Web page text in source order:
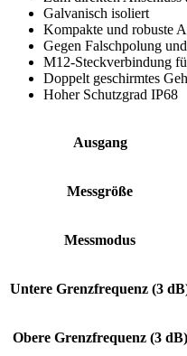
Galvanisch isoliert
Kompakte und robuste
Gegen Falschpolung
M12-Steckverbindung
Doppelt geschirmtes
Hoher Schutzgrad IP68
Ausgang
Messgröße
Messmodus
Untere Grenz­frequenz (3
Obere Grenz­frequenz (3 dB)